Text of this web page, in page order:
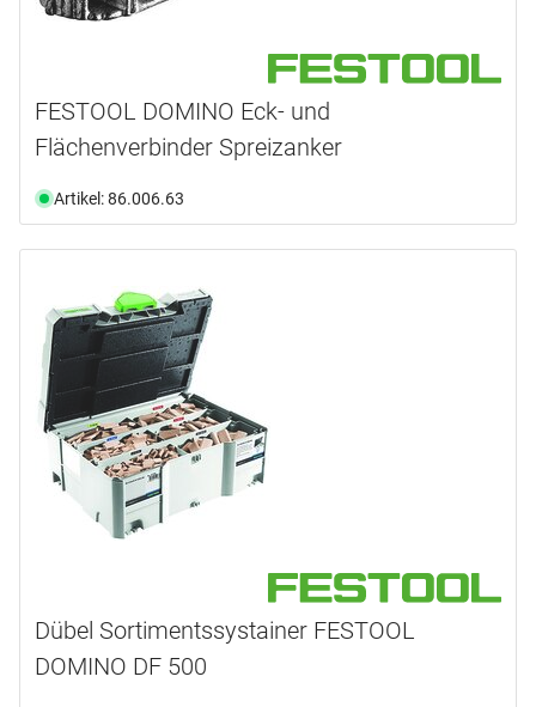
FESTOOL DOMINO Eck- und
Flächenverbinder Spreizanker
Artikel: 86.006.63
Dübel Sortimentssystainer FESTOOL
DOMINO DF 500